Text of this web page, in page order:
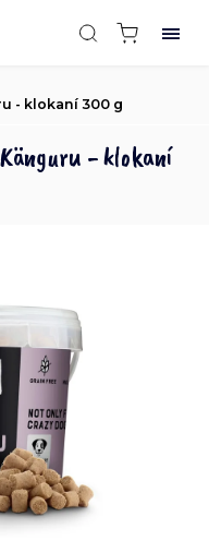
- klokaní 300 g
- klokaní